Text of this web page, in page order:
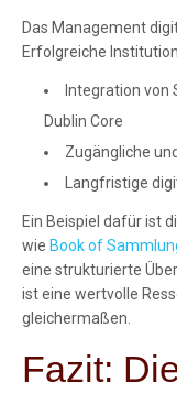
Das Management
Erfolgreiche
Integration von
Dublin Core
Zugängliche
Langfristige
Ein Beispiel dafür ist
wie Book of
eine strukturierte
ist eine wertvolle
gleichermaßen.
Fazit: